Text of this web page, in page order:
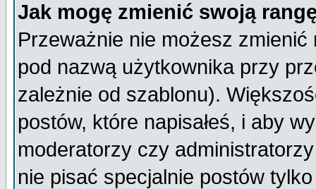
Jak mogę zmienić swoją
Przeważnie nie możesz
pod nazwą użytkownika przy
zależnie od szablonu).
postów, które napisałeś, i aby
moderatorzy czy
nie pisać specjalnie postów